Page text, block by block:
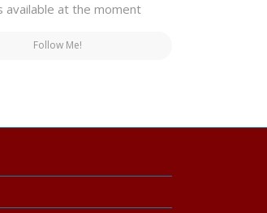
available at the moment
Follow Me!